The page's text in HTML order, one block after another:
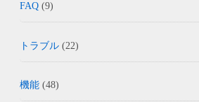
FAQ (9)
トラブル (22)
機能 (48)